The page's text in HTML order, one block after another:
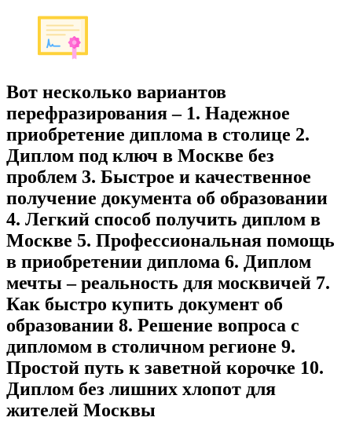
Вот несколько вариантов
перефразирования – 1. Надежное
приобретение диплома в столице 2.
Диплом под ключ в Москве без
проблем 3. Быстрое и качественное
получение документа об образовании
4. Легкий способ получить диплом в
Москве 5. Профессиональная помощь
в приобретении диплома 6. Диплом
мечты – реальность для москвичей 7.
Как быстро купить документ об
образовании 8. Решение вопроса с
дипломом в столичном регионе 9.
Простой путь к заветной корочке 10.
Диплом без лишних хлопот для
жителей Москвы